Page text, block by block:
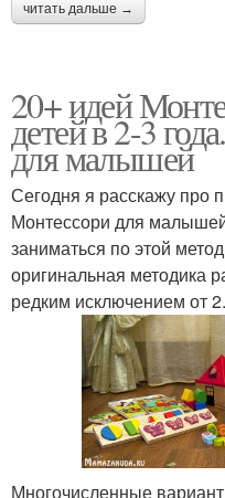
читать дальше →
20+ идей
детей в 2-3
для малышей
Сегодня я расскажу про
Монтессори для
заниматься по этой
оригинальная методика
редким исключением от 2.
Многочисленные